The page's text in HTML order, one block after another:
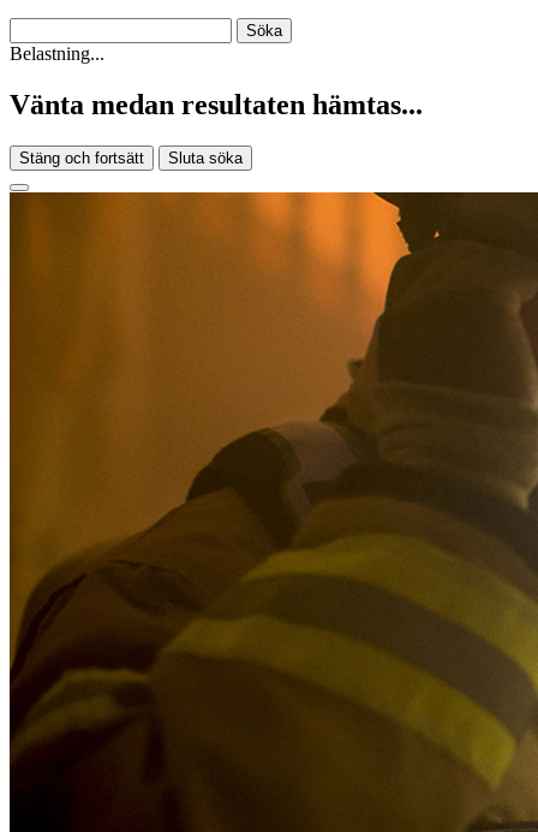
Belastning...
Vänta medan resultaten hämtas...
Stäng och fortsätt Sluta söka